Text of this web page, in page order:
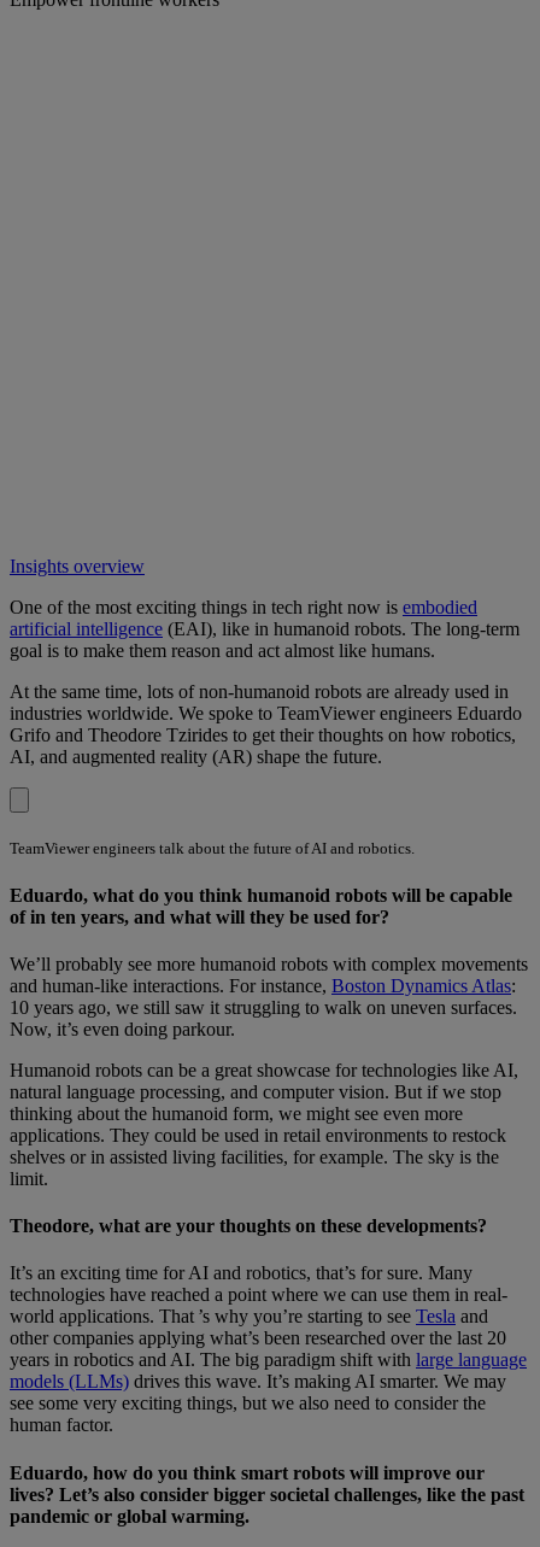
Insights overview
One of the most exciting things in tech right now is embodied
artificial intelligence (EAI), like in humanoid robots. The long-term
goal is to make them reason and act almost like humans.
At the same time, lots of non-humanoid robots are already used in
industries worldwide. We spoke to TeamViewer engineers Eduardo
Grifo and Theodore Tzirides to get their thoughts on how robotics,
AI, and augmented reality (AR) shape the future.
TeamViewer engineers talk about the future of AI and robotics.
Eduardo, what do you think humanoid robots will be capable
of in ten years, and what will they be used for?
We’ll probably see more humanoid robots with complex movements
and human-like interactions. For instance, Boston Dynamics Atlas:
10 years ago, we still saw it struggling to walk on uneven surfaces.
Now, it’s even doing parkour.
Humanoid robots can be a great showcase for technologies like AI,
natural language processing, and computer vision. But if we stop
thinking about the humanoid form, we might see even more
applications. They could be used in retail environments to restock
shelves or in assisted living facilities, for example. The sky is the
limit.
Theodore, what are your thoughts on these developments?
It’s an exciting time for AI and robotics, that’s for sure. Many
technologies have reached a point where we can use them in real-
world applications. That ’s why you’re starting to see Tesla and
other companies applying what’s been researched over the last 20
years in robotics and AI. The big paradigm shift with large language
models (LLMs) drives this wave. It’s making AI smarter. We may
see some very exciting things, but we also need to consider the
human factor.
Eduardo, how do you think smart robots will improve our
lives? Let’s also consider bigger societal challenges, like the past
pandemic or global warming.